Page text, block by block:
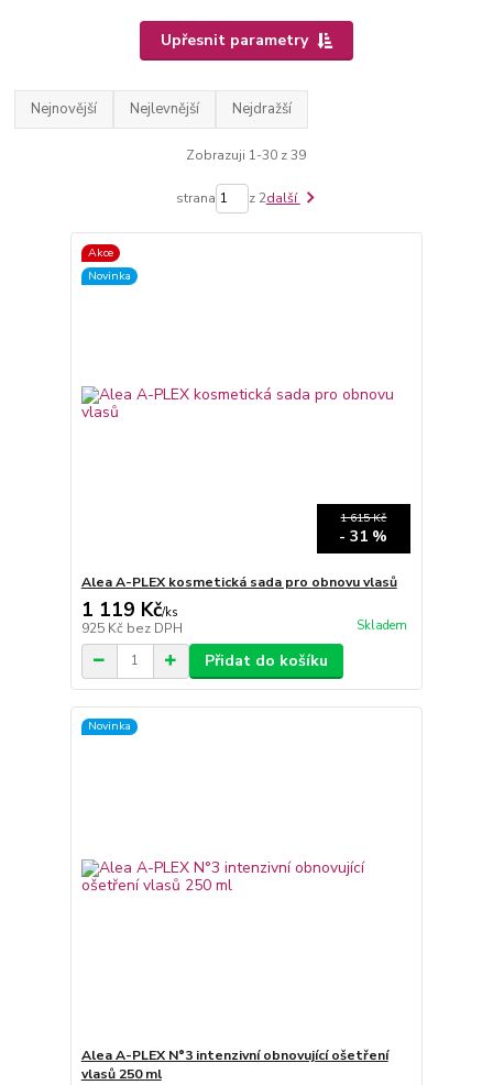
Upřesnit parametry
Nejnovější Nejlevnější Nejdražší
Zobrazuji 1-30 z 39
strana z 2další
Akce
Novinka
1 615 Kč
- 31 %
Alea A-PLEX kosmetická sada pro obnovu vlasů
1 119 Kč/ks
925 Kč bez DPH Skladem
Přidat do košíku
Novinka
Alea A-PLEX N°3 intenzivní obnovující ošetření
vlasů 250 ml